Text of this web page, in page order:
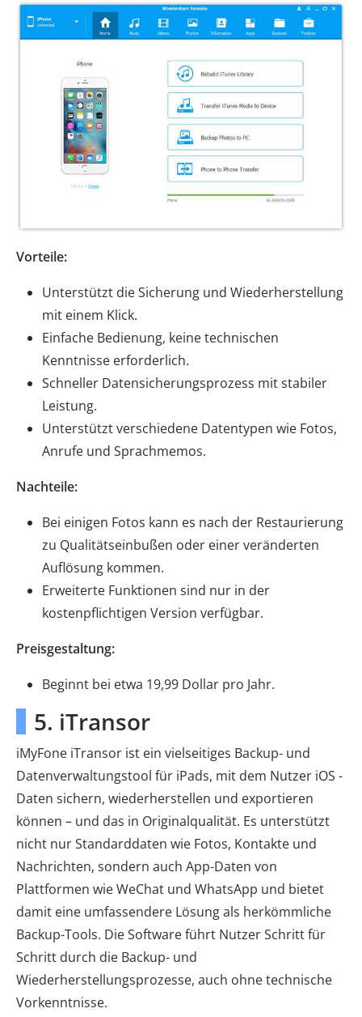
Vorteile:
Unterstützt die Sicherung und Wiederherstellung
mit einem Klick.
Einfache Bedienung, keine technischen
Kenntnisse erforderlich.
Schneller Datensicherungsprozess mit stabiler
Leistung.
Unterstützt verschiedene Datentypen wie Fotos,
Anrufe und Sprachmemos.
Nachteile:
Bei einigen Fotos kann es nach der Restaurierung
zu Qualitätseinbußen oder einer veränderten
Auflösung kommen.
Erweiterte Funktionen sind nur in der
kostenpflichtigen Version verfügbar.
Preisgestaltung:
Beginnt bei etwa 19,99 Dollar pro Jahr.
5. iTransor
iMyFone iTransor ist ein vielseitiges Backup- und
Datenverwaltungstool für iPads, mit dem Nutzer iOS -
Daten sichern, wiederherstellen und exportieren
können – und das in Originalqualität. Es unterstützt
nicht nur Standarddaten wie Fotos, Kontakte und
Nachrichten, sondern auch App-Daten von
Plattformen wie WeChat und WhatsApp und bietet
damit eine umfassendere Lösung als herkömmliche
Backup-Tools. Die Software führt Nutzer Schritt für
Schritt durch die Backup- und
Wiederherstellungsprozesse, auch ohne technische
Vorkenntnisse.